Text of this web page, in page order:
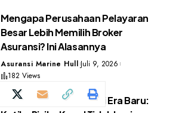
Mengapa Perusahaan Pelayaran
Besar Lebih Memilih Broker
Asuransi? Ini Alasannya
Asuransi Marine Hull Juli 9, 2026
182 Views
Marine Hull Insurance di Era Baru: